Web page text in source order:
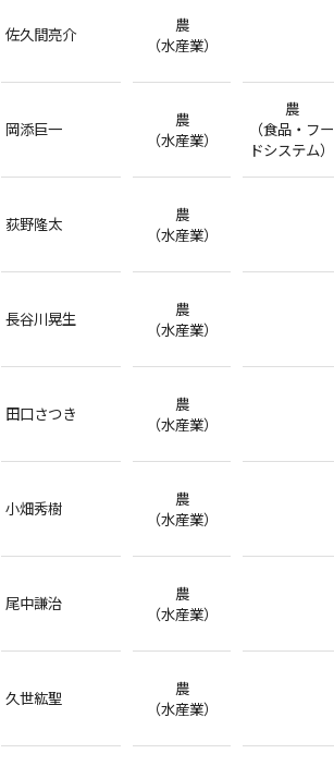
佐久間亮介
農
（水産業）
岡添巨一
農
（水産業）
農
（食品・フー
ドシステム）
荻野隆太
農
（水産業）
長谷川晃生
農
（水産業）
田口さつき
農
（水産業）
小畑秀樹
農
（水産業）
尾中謙治
農
（水産業）
久世紘聖
農
（水産業）